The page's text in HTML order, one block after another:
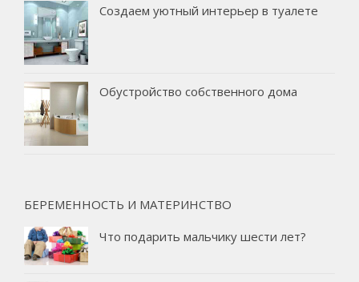
Создаем уютный интерьер в туалете
Обустройство собственного дома
БЕРЕМЕННОСТЬ И МАТЕРИНСТВО
Что подарить мальчику шести лет?